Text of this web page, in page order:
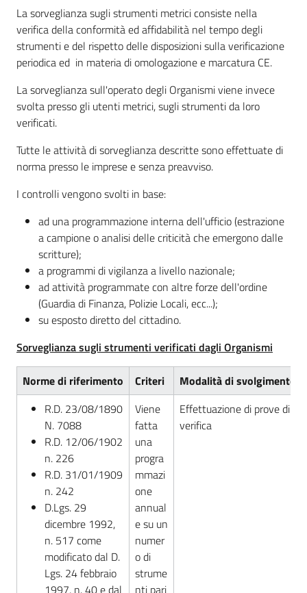
Seguici
su
La sorveglianza sugli strumenti metrici consiste nella
verifica della conformità ed affidabilità nel tempo degli
strumenti e del rispetto delle disposizioni sulla verificazione
periodica ed in materia di omologazione e marcatura CE.
La sorveglianza sull'operato degli Organismi viene invece
svolta presso gli utenti metrici, sugli strumenti da loro
verificati.
Tutte le attività di sorveglianza descritte sono effettuate di
norma presso le imprese e senza preavviso.
I controlli vengono svolti in base:
ad una programmazione interna dell'ufficio (estrazione
a campione o analisi delle criticità che emergono dalle
scritture);
a programmi di vigilanza a livello nazionale;
ad attività programmate con altre forze dell'ordine
(Guardia di Finanza, Polizie Locali, ecc...);
su esposto diretto del cittadino.
Sorveglianza sugli strumenti verificati dagli Organismi
Norme di riferimento Criteri
Modalità di svolgimento
R.D. 23/08/1890
N. 7088
R.D. 12/06/1902
n. 226
R.D. 31/01/1909
n. 242
D.Lgs. 29
dicembre 1992,
n. 517 come
modificato dal D.
Lgs. 24 febbraio
1997, n. 40 e dal
Viene
fatta
una
progra
mmazi
one
annual
e su un
numer
o di
strume
nti pari
Effettuazione di prove di
verifica